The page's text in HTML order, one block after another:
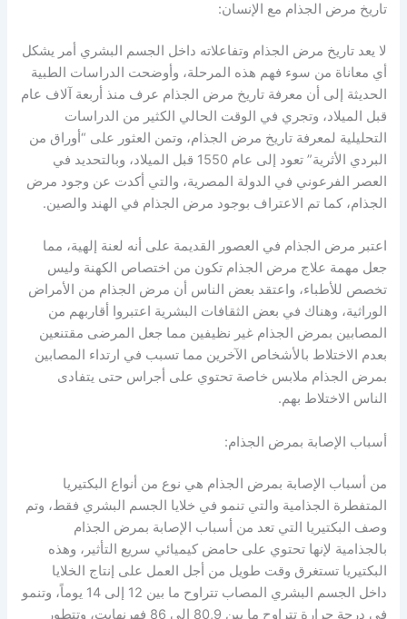
تاريخ مرض الجذام مع الإنسان:
لا يعد تاريخ مرض الجذام وتفاعلاته داخل الجسم البشري أمر يشكل
أي معاناة من سوء فهم هذه المرحلة، وأوضحت الدراسات الطبية
الحديثة إلى أن معرفة تاريخ مرض الجذام عرف منذ أربعة آلاف عام
قبل الميلاد، وتجري في الوقت الحالي الكثير من الدراسات
التحليلية لمعرفة تاريخ مرض الجذام، وتمن العثور على “أوراق من
البردي الأثرية” تعود إلى عام 1550 قبل الميلاد، وبالتحديد في
العصر الفرعوني في الدولة المصرية، والتي أكدت عن وجود مرض
الجذام، كما تم الاعتراف بوجود مرض الجذام في الهند والصين.
اعتبر مرض الجذام في العصور القديمة على أنه لعنة إلهية، مما
جعل مهمة علاج مرض الجذام تكون من اختصاص الكهنة وليس
تخصص للأطباء، واعتقد بعض الناس أن مرض الجذام من الأمراض
الوراثية، وهناك في بعض الثقافات البشرية اعتبروا أقاربهم من
المصابين بمرض الجذام غير نظيفين مما جعل المرضى مقتنعين
بعدم الاختلاط بالأشخاص الآخرين مما تسبب في ارتداء المصابين
بمرض الجذام ملابس خاصة تحتوي على أجراس حتى يتفادى
الناس الاختلاط بهم.
أسباب الإصابة بمرض الجذام:
من أسباب الإصابة بمرض الجذام هي نوع من أنواع البكتيريا
المتفطرة الجذامية والتي تنمو في خلايا الجسم البشري فقط، وتم
وصف البكتيريا التي تعد من أسباب الإصابة بمرض الجذام
بالجذامية لإنها تحتوي على حامض كيميائي سريع التأثير، وهذه
البكتيريا تستغرق وقت طويل من أجل العمل على إنتاج الخلايا
داخل الجسم البشري المصاب تتراوح ما بين 12 إلى 14 يوماً، وتنمو
في درجة حرارة تتراوح ما بين 80,9 إلى 86 فهرنهايت، وتتطور